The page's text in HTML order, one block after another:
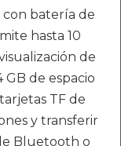
con batería de
hasta 10
de
GB de espacio
TF de
y transferir
Bluetooth o